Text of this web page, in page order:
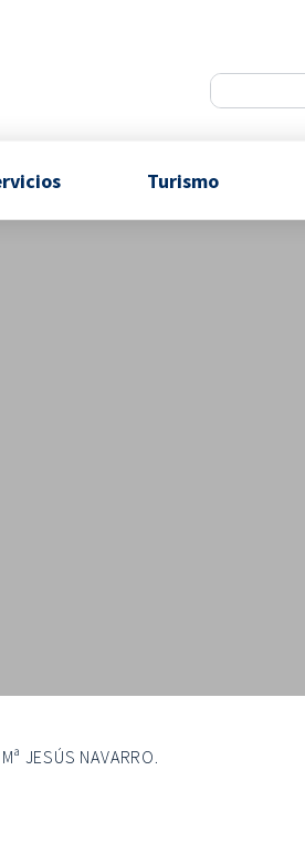
Turismo
JESÚS NAVARRO.